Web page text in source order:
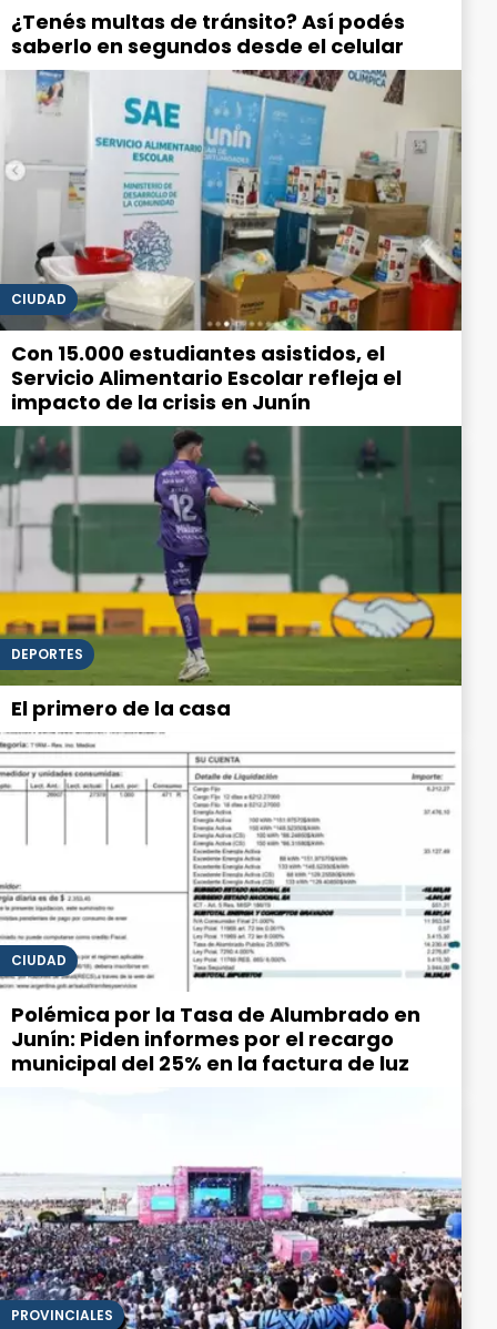
¿Tenés multas de tránsito? Así podés
saberlo en segundos desde el celular
CIUDAD
Con 15.000 estudiantes asistidos, el
Servicio Alimentario Escolar refleja el
impacto de la crisis en Junín
DEPORTES
El primero de la casa
CIUDAD
Polémica por la Tasa de Alumbrado en
Junín: Piden informes por el recargo
municipal del 25% en la factura de luz
PROVINCIALES